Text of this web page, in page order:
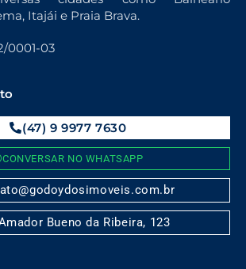
Itajái e Praia Brava.
0001-03
(47) 9 9977 7630
CONVERSAR NO WHATSAPP
Bueno da Ribeira, 123